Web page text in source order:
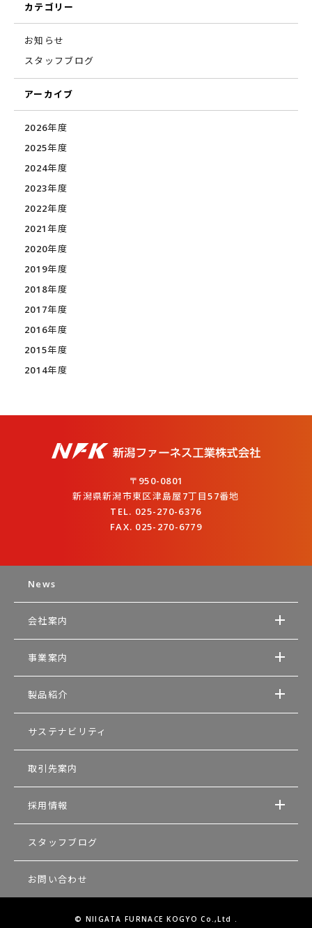
カテゴリー
お知らせ
スタッフブログ
アーカイブ
2026年度
2025年度
2024年度
2023年度
2022年度
2021年度
2020年度
2019年度
2018年度
2017年度
2016年度
2015年度
2014年度
〒950-0801
新潟県新潟市東区津島屋7丁目57番地
TEL. 025-270-6376
FAX. 025-270-6779
News
会社案内
事業案内
製品紹介
サステナビリティ
取引先案内
採用情報
スタッフブログ
お問い合わせ
© NIIGATA FURNACE KOGYO Co.,Ltd .